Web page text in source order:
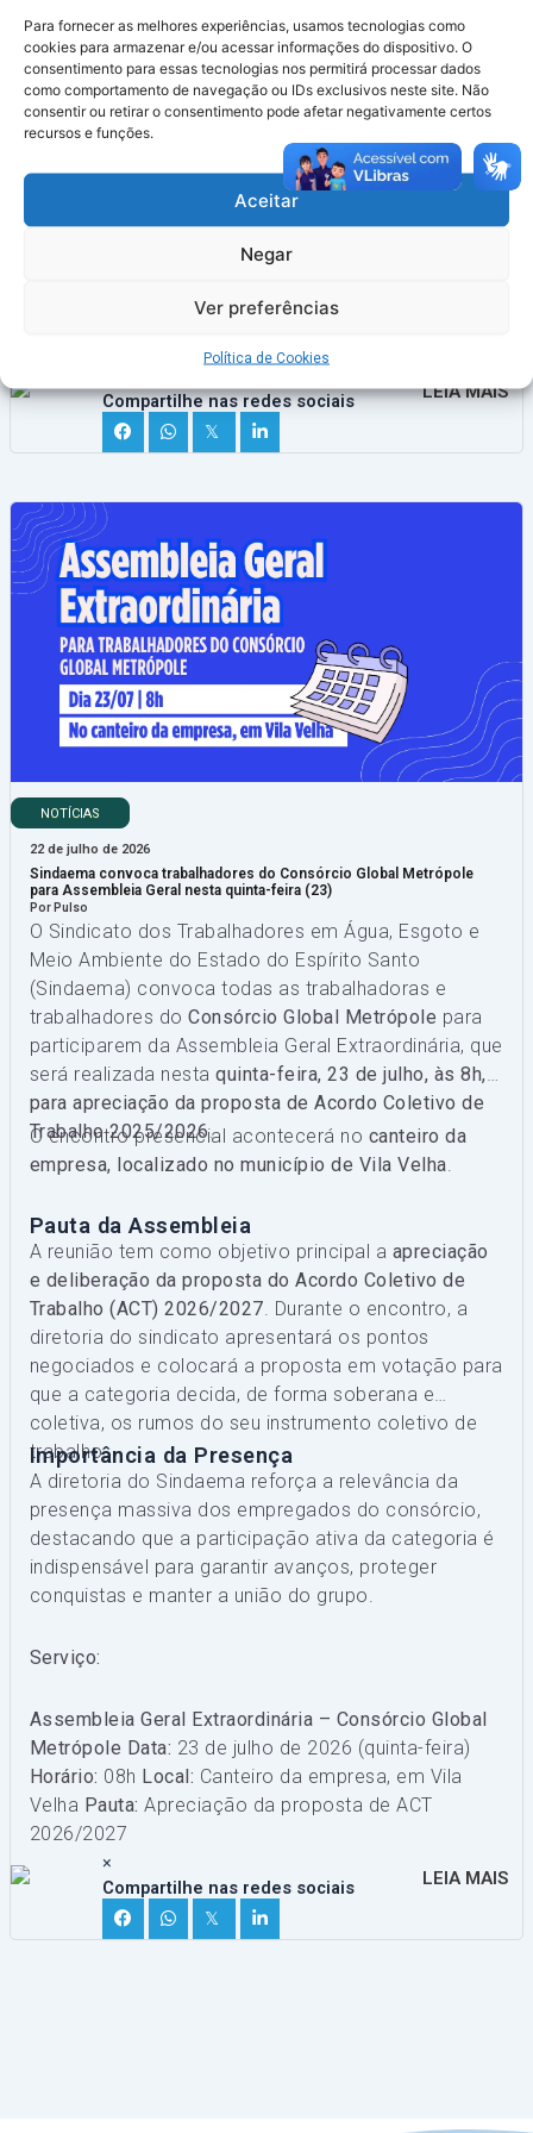
Para fornecer as melhores experiências, usamos tecnologias como
cookies para armazenar e/ou acessar informações do dispositivo. O
consentimento para essas tecnologias nos permitirá processar dados
como comportamento de navegação ou IDs exclusivos neste site. Não
consentir ou retirar o consentimento pode afetar negativamente certos
recursos e funções.
Aceitar
Negar
Ver preferências
Política de Cookies
Durante a assembleia, a diretoria do Sindaema
apresentou detalhadamente todos os pontos e
cláusulas negociadas na proposta do ACT
2025/2026. Colocada em votação, a pauta recebeu
o apoio de 100% dos trabalhadores presentes.
Com a aprovação, o Sindaema dará
prosseguimento aos trâmites formais para a
assinatura e registro do Acordo Coletivo junto aos
Compartilhe nas redes sociais
𝕏
LEIA MAIS
NOTÍCIAS
22 de julho de 2026
Sindaema convoca trabalhadores do Consórcio Global Metrópole
para Assembleia Geral nesta quinta-feira (23)
Por Pulso
O Sindicato dos Trabalhadores em Água, Esgoto e
Meio Ambiente do Estado do Espírito Santo
(Sindaema) convoca todas as trabalhadoras e
trabalhadores doConsórcio Global Metrópole para
participarem da Assembleia Geral Extraordinária, que
será realizada nestaquinta-feira, 23 de julho, às 8h,
para apreciação da proposta de Acordo Coletivo de
Trabalho 2025/2026.
O encontro presencial acontecerá no canteiro da
empresa, localizado no município de Vila Velha.
Pauta da Assembleia
A reunião tem como objetivo principal a apreciação
e deliberação da proposta do Acordo Coletivo de
Trabalho (ACT) 2026/2027. Durante o encontro, a
diretoria do sindicato apresentará os pontos
negociados e colocará a proposta em votação para
que a categoria decida, de forma soberana e
coletiva, os rumos do seu instrumento coletivo de
trabalho.
Importância da Presença
A diretoria do Sindaema reforça a relevância da
presença massiva dos empregados do consórcio,
destacando que a participação ativa da categoria é
indispensável para garantir avanços, proteger
conquistas e manter a união do grupo.
Serviço:
Assembleia Geral Extraordinária – Consórcio Global
Metrópole Data: 23 de julho de 2026 (quinta-feira)
Horário: 08h Local: Canteiro da empresa, em Vila
Velha Pauta: Apreciação da proposta de ACT
2026/2027
×
Compartilhe nas redes sociais
𝕏
LEIA MAIS